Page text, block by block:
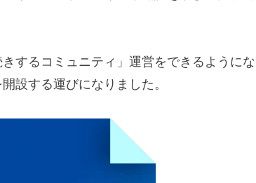
するコミュニティ」運営をできるようにな
設する運びになりました。